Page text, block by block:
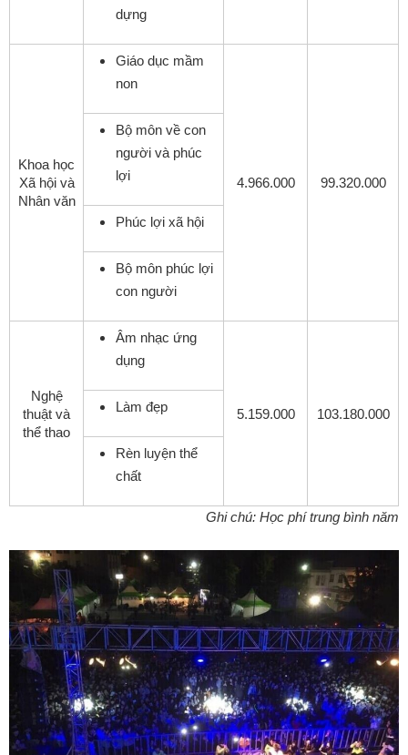
dựng
Khoa học
Xã hội và
Nhân văn
Giáo dục mầm
non
4.966.000 99.320.000
Bộ môn về con
người và phúc
lợi
Phúc lợi xã hội
Bộ môn phúc lợi
con người
Nghệ
thuật và
thể thao
Âm nhạc ứng
dụng
5.159.000 103.180.000
Làm đẹp
Rèn luyện thể
chất
Ghi chú: Học phí trung bình năm